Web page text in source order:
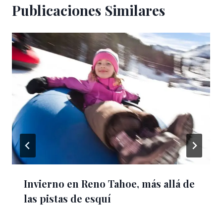
Publicaciones Similares
Invierno en Reno Tahoe, más allá de
las pistas de esquí